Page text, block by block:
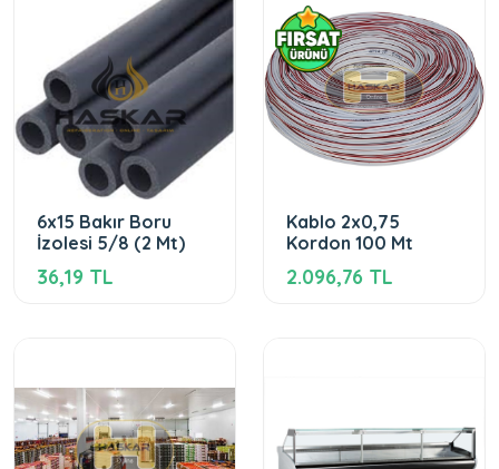
6x15 Bakır Boru
İzolesi 5/8 (2 Mt)
36,19 TL
Kablo 2x0,75
Kordon 100 Mt
2.096,76 TL